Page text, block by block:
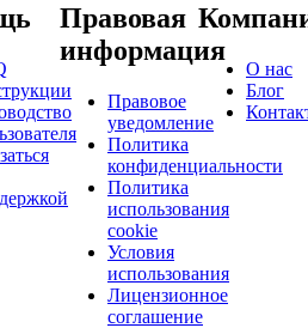
Правовая
информация
Правовое
уведомление
Политика
конфиденциальности
Политика
использования
cookie
Условия
использования
Лицензионное
соглашение
О нас
Блог